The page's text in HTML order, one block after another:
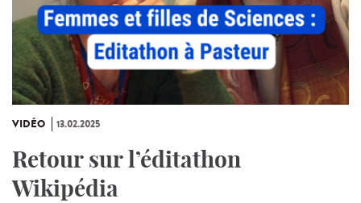
VIDÉO 13.02.2025
Retour sur l’éditathon
Wikipédia